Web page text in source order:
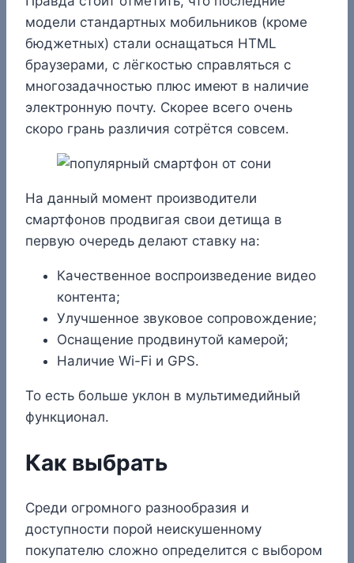
модели стандартных мобильников (кроме
бюджетных) стали оснащаться HTML
браузерами, с лёгкостью справляться с
многозадачностью плюс имеют в наличие
электронную почту. Скорее всего очень
скоро грань различия сотрётся совсем.
На данный момент производители
смартфонов продвигая свои детища в
первую очередь делают ставку на:
Качественное воспроизведение видео
контента;
Улучшенное звуковое сопровождение;
Оснащение продвинутой камерой;
Наличие Wi-Fi и GPS.
То есть больше уклон в мультимедийный
функционал.
Как выбрать
Среди огромного разнообразия и
доступности порой неискушенному
покупателю сложно определится с выбором